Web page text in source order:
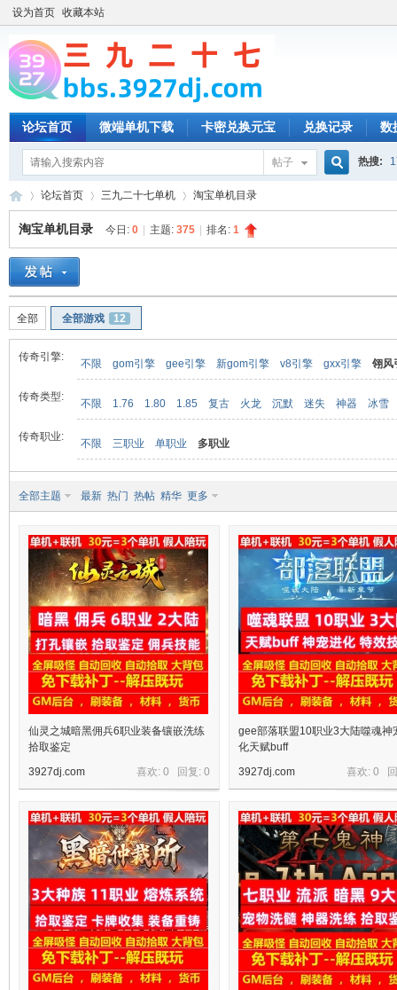
设为首页 收藏本站
论坛首页 微端单机下载 卡密兑换元宝 兑换记录 数
帖子 热搜:
»
论坛首页 三九二十七单机 淘宝单机目录
淘宝单机目录 今日: 0 主题: 375 排名: 1
全部 全部游戏 12
传奇引擎:
不限 gom引擎 gee引擎 新gom引擎 v8引擎 gxx引擎 翎风
传奇类型:
不限 1.76 1.80 1.85 复古 火龙 沉默 迷失 神器 冰雪
传奇职业:
不限 三职业 单职业 多职业
全部主题 最新 热门 热帖 精华 更多
仙灵之城暗黑佣兵6职业装备镶嵌洗练
拾取鉴定
喜欢: 0 回复: 0
3927dj.com
gee部落联盟10职业3大陆噬魂神
化天赋buff
喜欢: 0
3927dj.com